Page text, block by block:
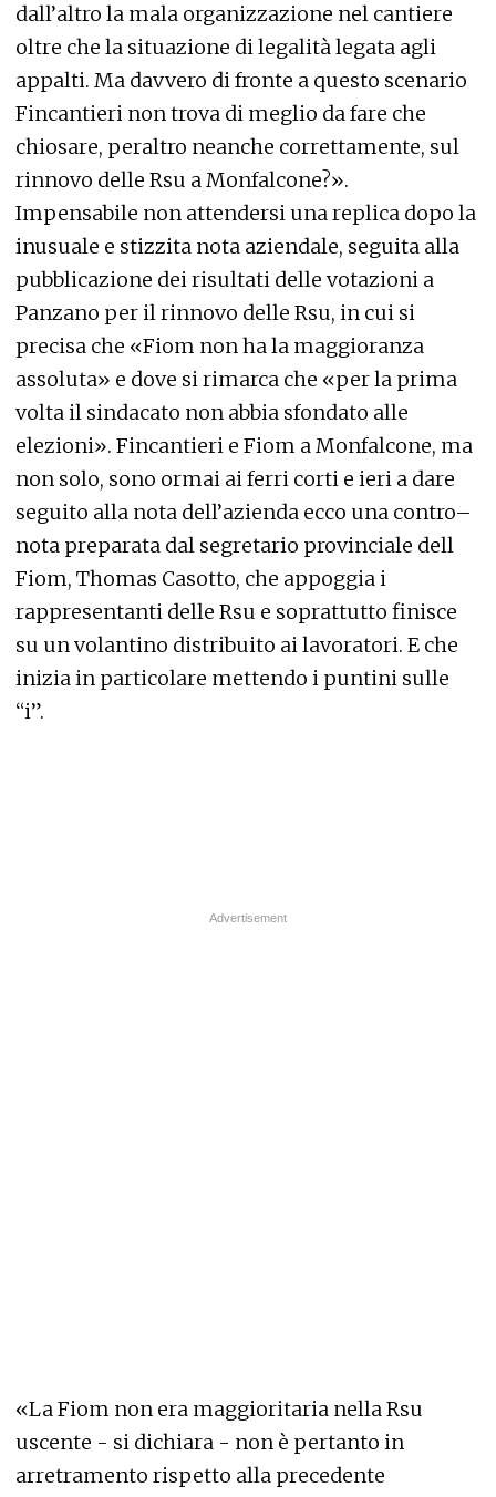
dall’altro la mala organizzazione nel cantiere
oltre che la situazione di legalità legata agli
appalti. Ma davvero di fronte a questo scenario
Fincantieri non trova di meglio da fare che
chiosare, peraltro neanche correttamente, sul
rinnovo delle Rsu a Monfalcone?».
Impensabile non attendersi una replica dopo la
inusuale e stizzita nota aziendale, seguita alla
pubblicazione dei risultati delle votazioni a
Panzano per il rinnovo delle Rsu, in cui si
precisa che «Fiom non ha la maggioranza
assoluta» e dove si rimarca che «per la prima
volta il sindacato non abbia sfondato alle
elezioni». Fincantieri e Fiom a Monfalcone, ma
non solo, sono ormai ai ferri corti e ieri a dare
seguito alla nota dell’azienda ecco una contro–
nota preparata dal segretario provinciale dell
Fiom, Thomas Casotto, che appoggia i
rappresentanti delle Rsu e soprattutto finisce
su un volantino distribuito ai lavoratori. E che
inizia in particolare mettendo i puntini sulle
“i”.
«La Fiom non era maggioritaria nella Rsu
uscente - si dichiara - non è pertanto in
arretramento rispetto alla precedente